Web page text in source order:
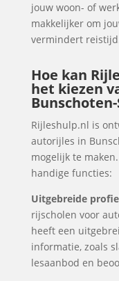
jouw woon- of
makkelijker om
vermindert
Hoe kan
het kiezen
Rijleshulp.nl is
autorijles in
mogelijk te
handige functies:
Uitgebreide
rijscholen voor
heeft een
informatie, zoals
lesaanbod en